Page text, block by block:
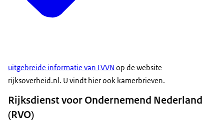
uitgebreide informatie van LVVN op de website
rijksoverheid.nl. U vindt hier ook kamerbrieven.
Rijksdienst voor Ondernemend Nederland
(RVO)